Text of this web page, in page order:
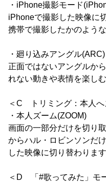
・iPhone撮影モード
iPhoneで撮影した映像に
携帯で撮影したかのよう
・廻り込みアングル(ARC)
正面ではないアングルか
れない動きや表情を楽し
＜C トリミング：本人へ
・本人ズーム(ZOOM)
画面の一部分だけを切り
からハル・ロビンソンだ
した映像に切り替わります
＜D 「#歌ってみた」モ